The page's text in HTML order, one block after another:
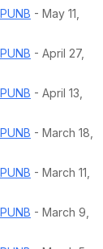
- May 11,
- April 27,
- April 13,
- March 18,
- March 11,
- March 9,